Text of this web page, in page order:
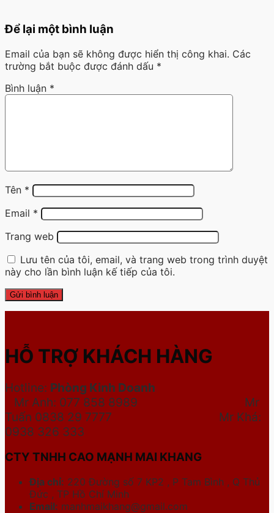
Để lại một bình luận
Email của bạn sẽ không được hiển thị công khai. Các
trường bắt buộc được đánh dấu *
Bình luận *
Tên *
Email *
Trang web
Lưu tên của tôi, email, và trang web trong trình duyệt
này cho lần bình luận kế tiếp của tôi.
HỖ TRỢ KHÁCH HÀNG
Hotline: Phòng Kinh Doanh
Mr Anh: 077 858 8989 Mr
Tuấn 0838 29 7777 Mr Khá:
0938 326 333
CTY TNHH CAO MẠNH MAI KHANG
Địa chỉ: 220 Đường số 7 KP2 , P Tam Bình , Q Thủ
Đức , TP Hồ Chí Minh
Email: manhmaikhang@gmail.com